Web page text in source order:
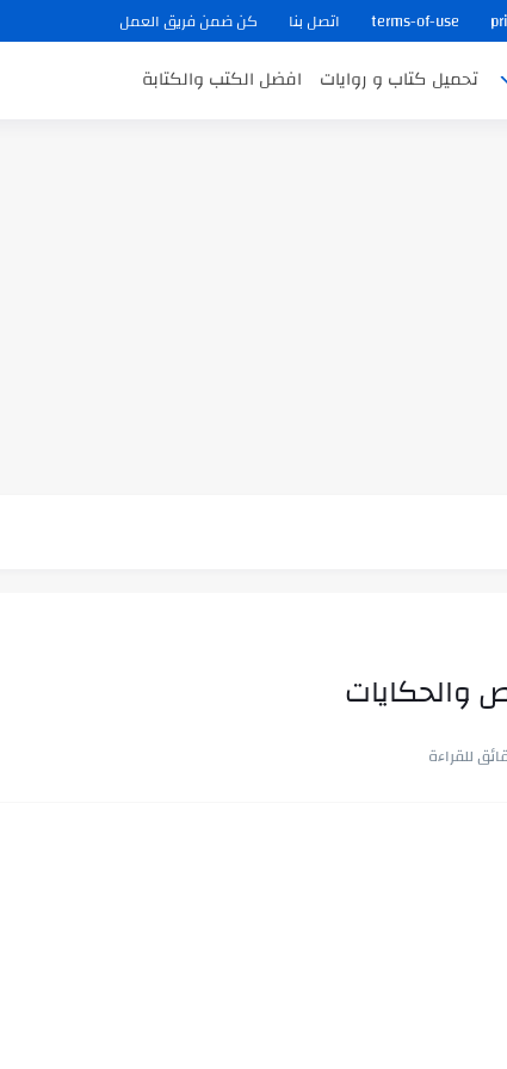
terms-of-use اتصل بنا كن ضمن فريق العمل
تحميل كتاب و روايات افضل الكتب والكتابة
في ثوانٍ
والحكايات